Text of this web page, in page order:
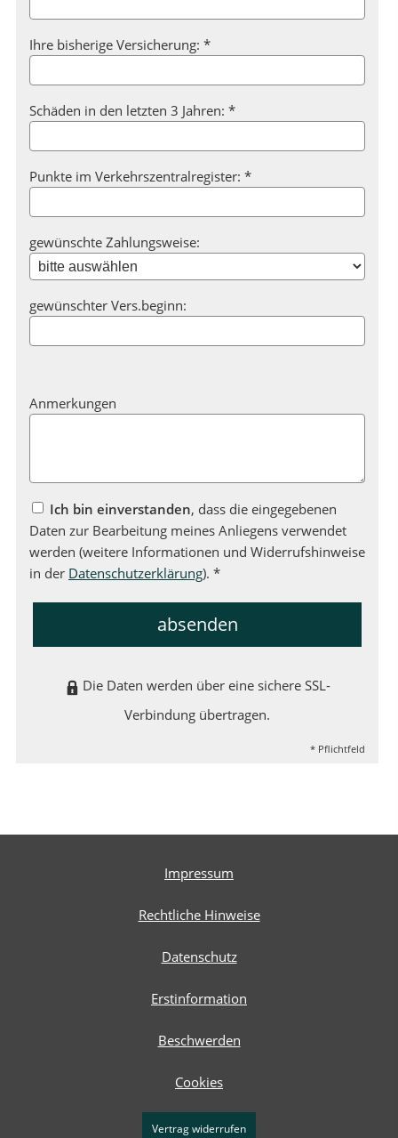
Ihre bisherige Versicherung: *
Schäden in den letzten 3 Jahren: *
Punkte im Verkehrszentralregister: *
gewünschte Zahlungsweise:
gewünschter Vers.beginn:
Anmerkungen
Ich bin einverstanden, dass die eingegebenen
Daten zur Bearbeitung meines Anliegens verwendet
werden (weitere Informationen und Widerrufshinweise
in der Datenschutzerklärung). *
absenden
Die Daten werden über eine sichere SSL-
Verbindung übertragen.
* Pflichtfeld
Impressum
Rechtliche Hinweise
Datenschutz
Erstinformation
Beschwerden
Cookies
Vertrag widerrufen